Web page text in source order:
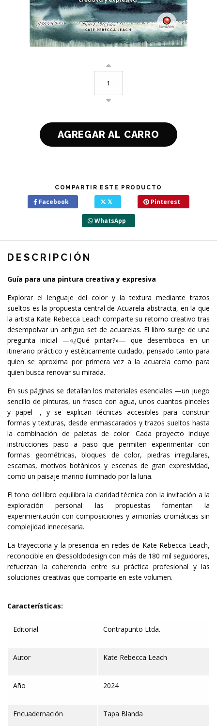
COMPARTIR ESTE PRODUCTO
Facebook 𝕏 Pinterest
WhatsApp
DESCRIPCIÓN
Guía para una pintura creativa y expresiva
Explorar el lenguaje del color y la textura mediante trazos
sueltos es la propuesta central de Acuarela abstracta, en la que
la artista Kate Rebecca Leach comparte su retorno creativo tras
desempolvar un antiguo set de acuarelas. El libro surge de una
pregunta inicial —«¿Qué pintar?»— que desemboca en un
itinerario práctico y estéticamente cuidado, pensado tanto para
quien se aproxima por primera vez a la acuarela como para
quien busca renovar su mirada.
En sus páginas se detallan los materiales esenciales —un juego
sencillo de pinturas, un frasco con agua, unos cuantos pinceles
y papel—, y se explican técnicas accesibles para construir
formas y texturas, desde enmascarados y trazos sueltos hasta
la combinación de paletas de color. Cada proyecto incluye
instrucciones paso a paso que permiten experimentar con
formas geométricas, bloques de color, piedras irregulares,
escamas, motivos botánicos y escenas de gran expresividad,
como un paisaje marino iluminado por la luna.
El tono del libro equilibra la claridad técnica con la invitación a la
exploración personal: las propuestas fomentan la
experimentación con composiciones y armonías cromáticas sin
complejidad innecesaria.
La trayectoria y la presencia en redes de Kate Rebecca Leach,
reconocible en @essoldodesign con más de 180 mil seguidores,
refuerzan la coherencia entre su práctica profesional y las
soluciones creativas que comparte en este volumen.
Características:
Editorial Contrapunto Ltda.
Autor Kate Rebecca Leach
Año 2024
Encuadernación Tapa Blanda